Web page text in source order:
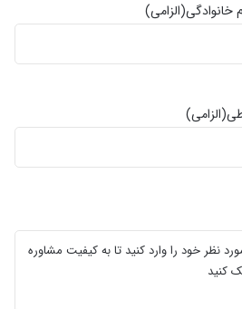
خانوادگی(الزامی)
(الزامی)